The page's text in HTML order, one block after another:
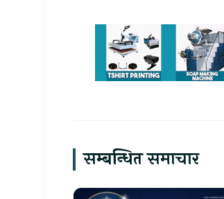
सम्बन्धित समाचार